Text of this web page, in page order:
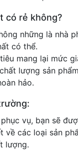
có rẻ không?
những là nhà
có thể.
mang lại mức
lượng sản
hảo.
vụ, bạn sẽ
các loại sản
lượng.